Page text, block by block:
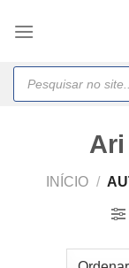
Products
search
Ari
INÍCIO /